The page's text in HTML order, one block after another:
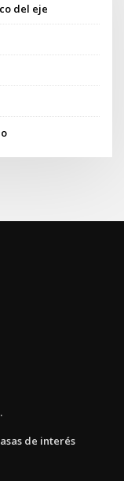
del eje
de interés